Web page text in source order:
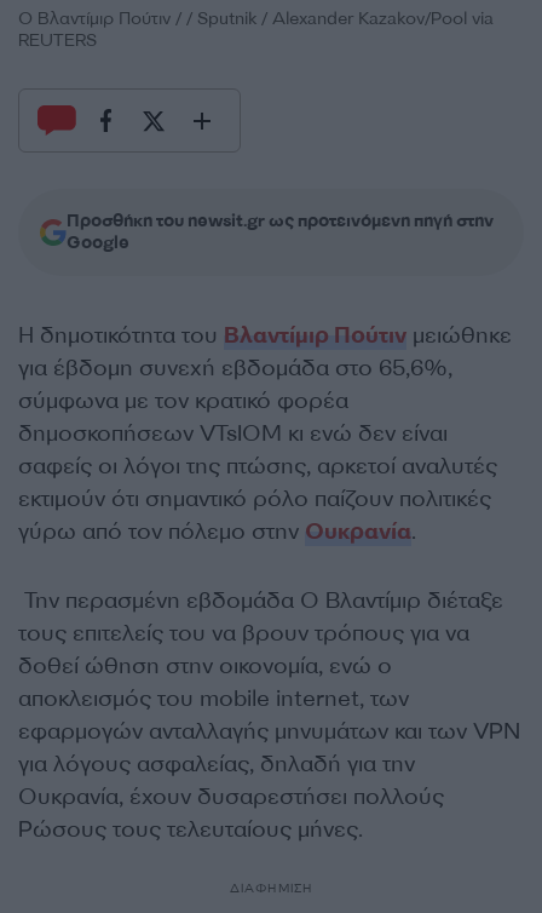
Ο Βλαντίμιρ Πούτιν / / Sputnik / Alexander Kazakov/Pool via
REUTERS
Προσθήκη του newsit.gr ως προτεινόμενη πηγή στην
Google
Η δημοτικότητα του Βλαντίμιρ Πούτιν μειώθηκε
για έβδομη συνεχή εβδομάδα στο 65,6%,
σύμφωνα με τον κρατικό φορέα
δημοσκοπήσεων VTsIOM κι ενώ δεν είναι
σαφείς οι λόγοι της πτώσης, αρκετοί αναλυτές
εκτιμούν ότι σημαντικό ρόλο παίζουν πολιτικές
γύρω από τον πόλεμο στην Ουκρανία.
Την περασμένη εβδομάδα Ο Βλαντίμιρ διέταξε
τους επιτελείς του να βρουν τρόπους για να
δοθεί ώθηση στην οικονομία, ενώ ο
αποκλεισμός του mobile internet, των
εφαρμογών ανταλλαγής μηνυμάτων και των VPN
για λόγους ασφαλείας, δηλαδή για την
Ουκρανία, έχουν δυσαρεστήσει πολλούς
Ρώσους τους τελευταίους μήνες.
ΔΙΑΦΗΜΙΣΗ